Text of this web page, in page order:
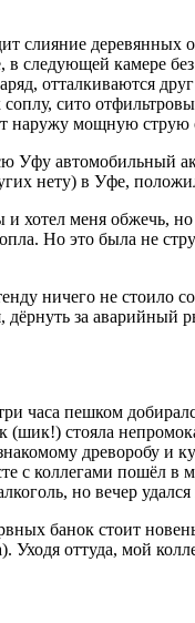
слияние
камере
отталкиваются
сито
наружу мощную струю
автомобильный
нету) в Уфе,
меня обжечь, но
Но это была не
ничего не стоило
за аварийный
часа пешком
стояла
древоробу и
с коллегами пошёл
но вечер удался
банок стоит
оттуда, мой